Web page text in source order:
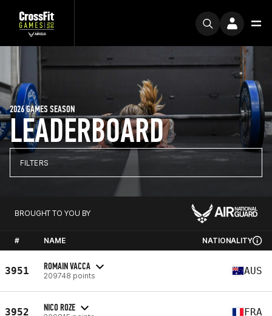
LEADERBOARD
2026 GAMES SEASON
FILTERS
BROUGHT TO YOU BY
# NAME NATIONALITY
3951 ROMAIN VACCA
209748 points AUS
3952 NICO ROZE FRA